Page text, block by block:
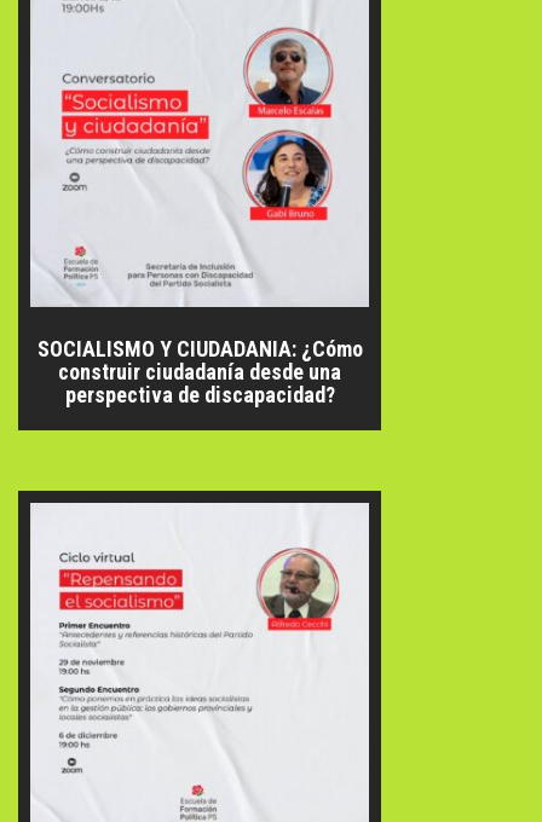
SOCIALISMO Y CIUDADANIA: ¿Cómo
construir ciudadanía desde una
perspectiva de discapacidad?